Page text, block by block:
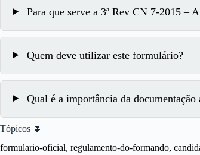
Para que serve a 3ª Rev CN 7-2015 –
Quem deve utilizar este formulário?
Qual é a importância da documentação
Tópicos ⏬
formulario-oficial, regulamento-do-formando,